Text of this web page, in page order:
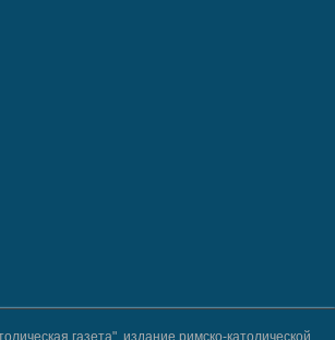
газета", издание римско-католической